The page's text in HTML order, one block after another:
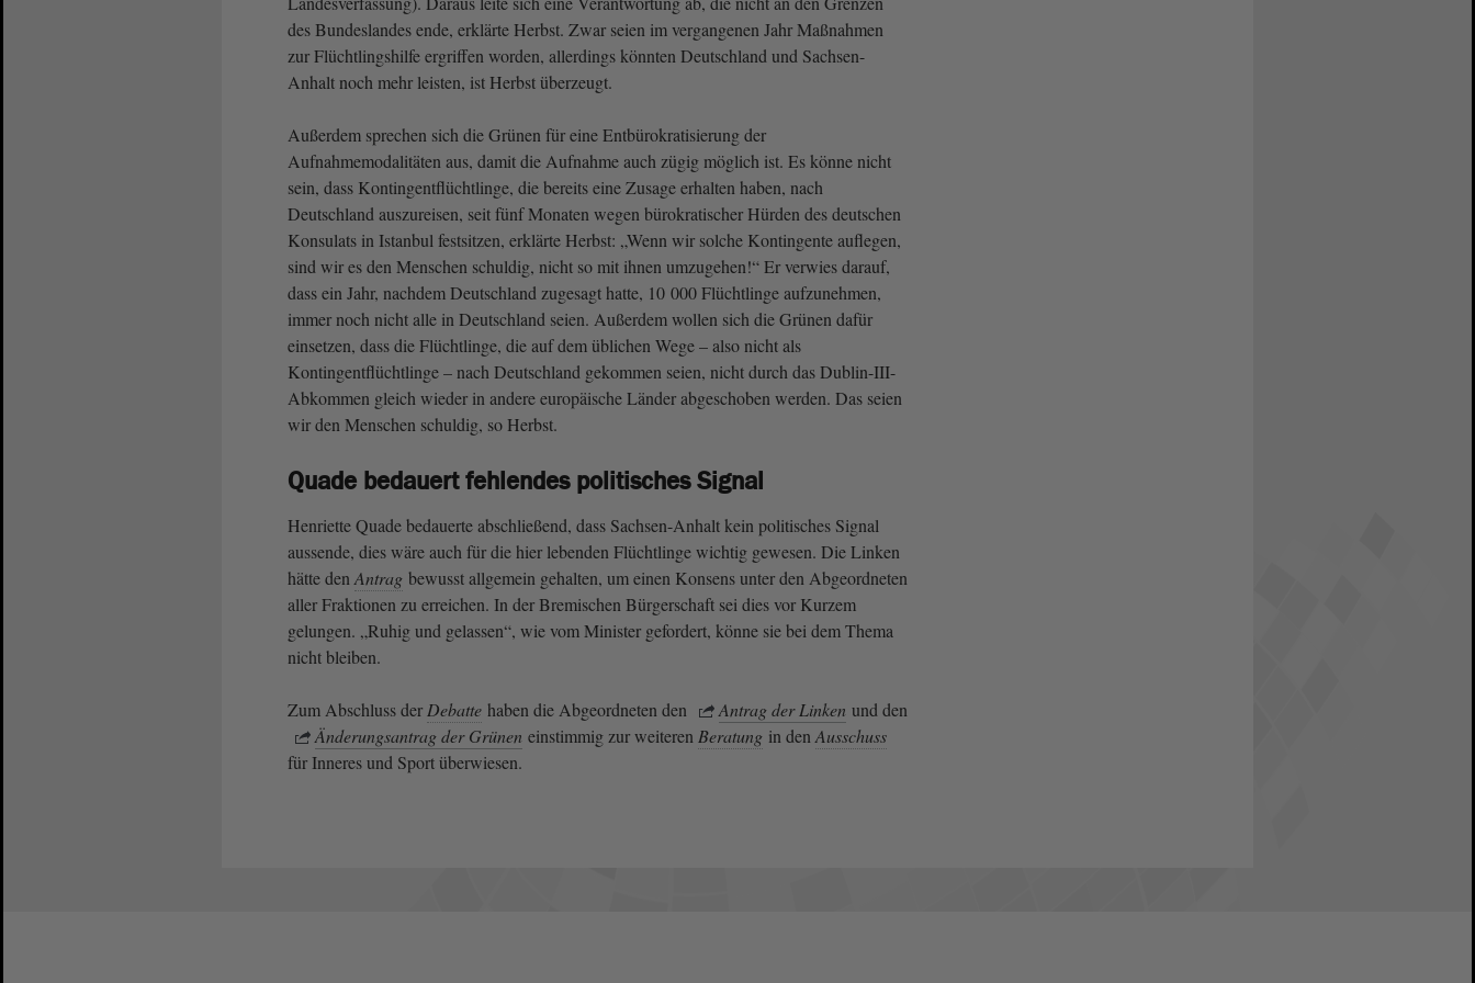
des Bundeslandes ende, erklärte Herbst. Zwar seien im vergangenen Jahr Maßnahmen
zur Flüchtlingshilfe ergriffen worden, allerdings könnten Deutschland und Sachsen-
Anhalt noch mehr leisten, ist Herbst überzeugt.
Außerdem sprechen sich die Grünen für eine Entbürokratisierung der
Aufnahmemodalitäten aus, damit die Aufnahme auch zügig möglich ist. Es könne nicht
sein, dass Kontingentflüchtlinge, die bereits eine Zusage erhalten haben, nach
Deutschland auszureisen, seit fünf Monaten wegen bürokratischer Hürden des deutschen
Konsulats in Istanbul festsitzen, erklärte Herbst: „Wenn wir solche Kontingente auflegen,
sind wir es den Menschen schuldig, nicht so mit ihnen umzugehen!“ Er verwies darauf,
dass ein Jahr, nachdem Deutschland zugesagt hatte, 10 000 Flüchtlinge aufzunehmen,
immer noch nicht alle in Deutschland seien. Außerdem wollen sich die Grünen dafür
einsetzen, dass die Flüchtlinge, die auf dem üblichen Wege – also nicht als
Kontingentflüchtlinge – nach Deutschland gekommen seien, nicht durch das Dublin-III-
Abkommen gleich wieder in andere europäische Länder abgeschoben werden. Das seien
wir den Menschen schuldig, so Herbst.
Quade bedauert fehlendes politisches Signal
Henriette Quade bedauerte abschließend, dass Sachsen-Anhalt kein politisches Signal
aussende, dies wäre auch für die hier lebenden Flüchtlinge wichtig gewesen. Die Linken
hätte den Antrag bewusst allgemein gehalten, um einen Konsens unter den Abgeordneten
aller Fraktionen zu erreichen. In der Bremischen Bürgerschaft sei dies vor Kurzem
gelungen. „Ruhig und gelassen“, wie vom Minister gefordert, könne sie bei dem Thema
nicht bleiben.
Zum Abschluss der Debatte haben die Abgeordneten den Antrag der Linken und den
Änderungsantrag der Grünen einstimmig zur weiteren Beratung in den Ausschuss
für Inneres und Sport überwiesen.